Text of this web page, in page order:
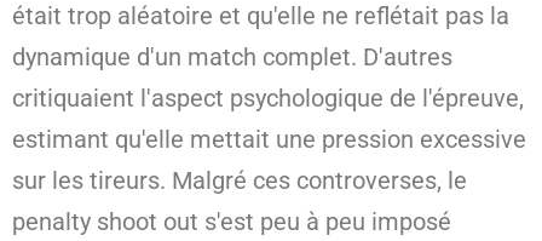
était trop aléatoire et qu'elle ne reflétait pas la
dynamique d'un match complet. D'autres
critiquaient l'aspect psychologique de l'épreuve,
estimant qu'elle mettait une pression excessive
sur les tireurs. Malgré ces controverses, le
penalty shoot out s'est peu à peu imposé